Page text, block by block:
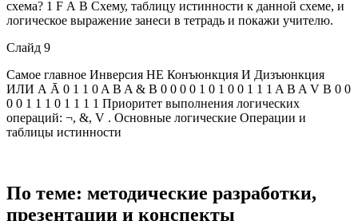
схема? 1 F А В Схему, таблицу истинности к данной схеме, и
логическое выражение занеси в тетрадь и покажи учителю.
Слайд 9
Самое главное Инверсия НЕ Конъюнкция И Дизъюнкция
ИЛИ А Ā 0 1 1 0 A B A & B 0 0 0 0 1 0 1 0 0 1 1 1 A B A V B 0 0
0 0 1 1 1 0 1 1 1 1 Приоритет выполнения логических
операций: ¬, &, V . Основные логические Операции и
таблицы истинности
По теме: методические разработки,
презентации и конспекты